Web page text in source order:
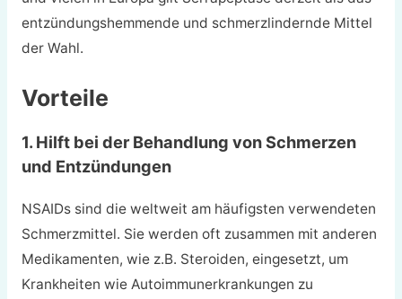
entzündungshemmende und schmerzlindernde Mittel
der Wahl.
Vorteile
1. Hilft bei der Behandlung von Schmerzen
und Entzündungen
NSAIDs sind die weltweit am häufigsten verwendeten
Schmerzmittel. Sie werden oft zusammen mit anderen
Medikamenten, wie z.B. Steroiden, eingesetzt, um
Krankheiten wie Autoimmunerkrankungen zu